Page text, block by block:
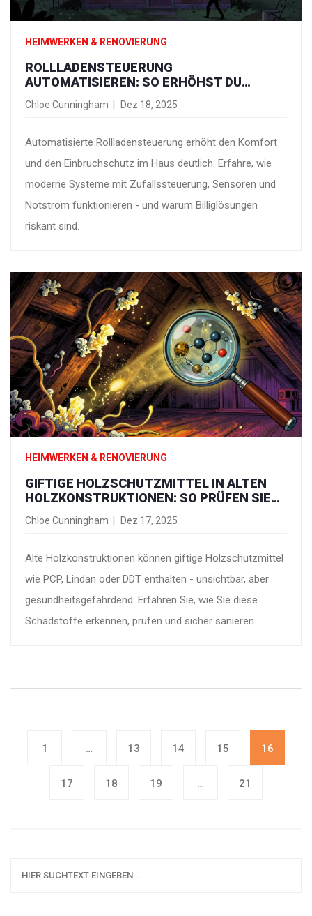
HEIMWERKEN & RENOVIERUNG
ROLLLADENSTEUERUNG
AUTOMATISIEREN: SO ERHÖHST DU
KOMFORT UND EINBRUCHSCHUTZ IM HAUS
Chloe Cunningham Dez 18, 2025
Automatisierte Rollladensteuerung erhöht den Komfort
und den Einbruchschutz im Haus deutlich. Erfahre, wie
moderne Systeme mit Zufallssteuerung, Sensoren und
Notstrom funktionieren - und warum Billiglösungen
riskant sind.
HEIMWERKEN & RENOVIERUNG
GIFTIGE HOLZSCHUTZMITTEL IN ALTEN
HOLZKONSTRUKTIONEN: SO PRÜFEN SIE
Chloe Cunningham Dez 17, 2025
Alte Holzkonstruktionen können giftige Holzschutzmittel
wie PCP, Lindan oder DDT enthalten - unsichtbar, aber
gesundheitsgefährdend. Erfahren Sie, wie Sie diese
Schadstoffe erkennen, prüfen und sicher sanieren.
1 … 13 14 15 16
17 18 19 … 21